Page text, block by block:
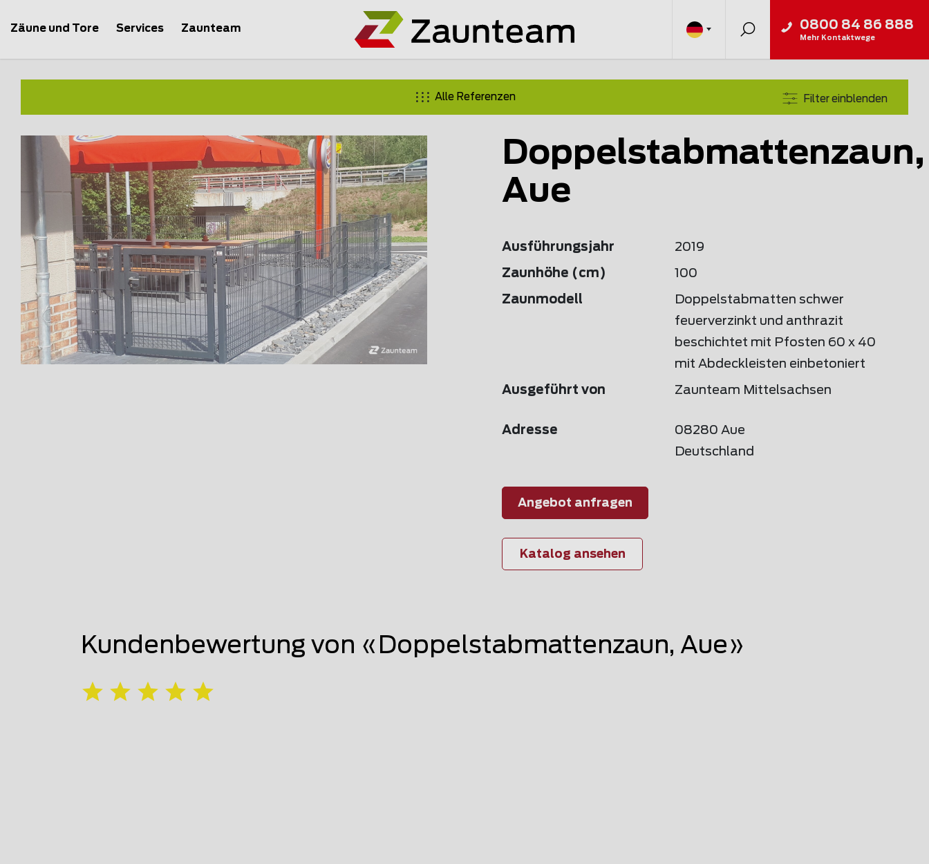
Zäune und Tore Services Zaunteam 0800 84 86 888
Mehr Kontaktwege
Alle Referenzen Filter einblenden
Doppelstabmattenzaun,
Aue
Ausführungsjahr 2019
Zaunhöhe (cm) 100
Zaunmodell
Doppelstabmatten schwer
feuerverzinkt und anthrazit
beschichtet mit Pfosten 60 x 40
mit Abdeckleisten einbetoniert
Ausgeführt von Zaunteam Mittelsachsen
Adresse
08280 Aue
Deutschland
Angebot anfragen
Katalog ansehen
Kundenbewertung von «Doppelstabmattenzaun, Aue»